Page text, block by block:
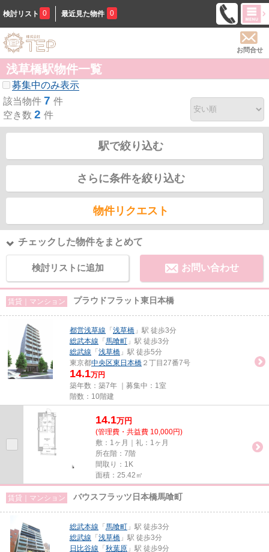
検討リスト 0 最近見た物件 0
お問合せ
浅草橋駅物件一覧
募集中のみ表示
該当物件 7 件
空き数 2 件
駅で絞り込む
さらに条件を絞り込む
物件リクエスト
チェックした物件をまとめて
検討リストに追加 お問い合わせ
賃貸｜マンション プラウドフラット東日本橋
都営浅草線 「 浅草橋 」駅 徒歩3分
総武本線 「 馬喰町 」駅 徒歩3分
総武線 「 浅草橋 」駅 徒歩5分
東京都中央区東日本橋 ２丁目27番7号
14.1万円
築年数：築7年 ｜募集中： 1室
階数：10階建
14.1万円
(管理費・共益費 10,000円)
敷：1ヶ月｜礼：1ヶ月
所在階：7階
間取り：1K
面積：25.42㎡
賃貸｜マンション バウスフラッツ日本橋馬喰町
総武本線 「 馬喰町 」駅 徒歩3分
総武線 「 浅草橋 」駅 徒歩3分
日比谷線 「 秋葉原 」駅 徒歩9分